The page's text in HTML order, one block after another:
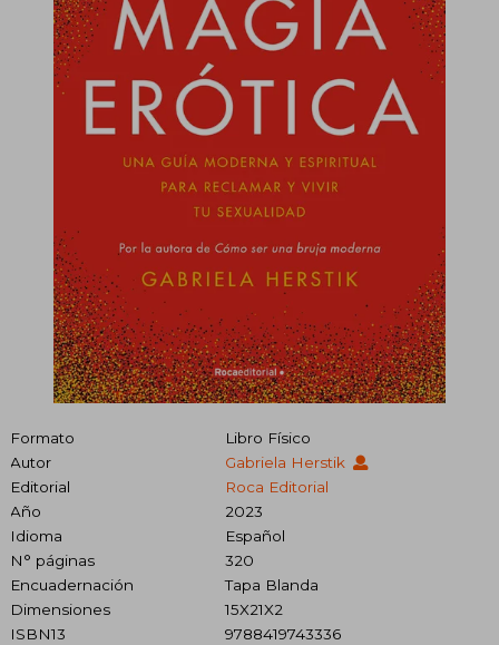
Formato
Libro Físico
Autor
Gabriela Herstik
Editorial
Roca Editorial
Año
2023
Idioma
Español
N° páginas
320
Encuadernación
Tapa Blanda
Dimensiones
15X21X2
ISBN13
9788419743336